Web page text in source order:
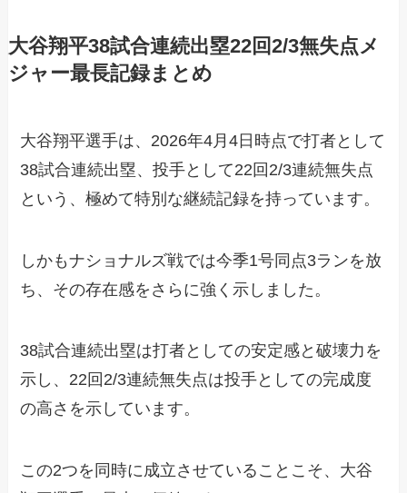
大谷翔平38試合連続出塁22回2/3無失点メ
ジャー最長記録まとめ
大谷翔平選手は、2026年4月4日時点で打者として
38試合連続出塁、投手として22回2/3連続無失点
という、極めて特別な継続記録を持っています。
しかもナショナルズ戦では今季1号同点3ランを放
ち、その存在感をさらに強く示しました。
38試合連続出塁は打者としての安定感と破壊力を
示し、22回2/3連続無失点は投手としての完成度
の高さを示しています。
この2つを同時に成立させていることこそ、大谷